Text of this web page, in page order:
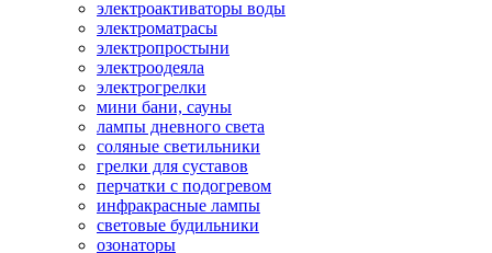
электроактиваторы воды
электроматрасы
электропростыни
электроодеяла
электрогрелки
мини бани, сауны
лампы дневного света
соляные светильники
грелки для суставов
перчатки с подогревом
инфракрасные лампы
световые будильники
озонаторы